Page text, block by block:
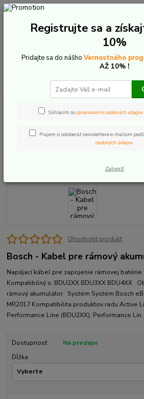
+421 907 20 22 33
na rám - príslušenstvo
Bosch - Kabel pre
Bosch - Kabel pre
Ohodnotiť produkt
Bosch - Kabel pre rámový
Napájací kábel pre zapojenie rámovej batérie
Kompatibilný s: BDU2XX BDU3XX BDU4XX
rámový akumulátor Systém Systém Bosch
MR2017 Kompatibilita produktov radu Active
Performance Line (BDU2XX), Performance
Dostupnosť
Na predajni
Dĺžka
Registrujte sa a
10%
Pridajte sa do nášho Vernostného
AŽ 10% !
Súhlasím sospracovaním osobných údajov
Prajem si odoberať newslettere e-mailom
osobných údajov.
Zatvoriť